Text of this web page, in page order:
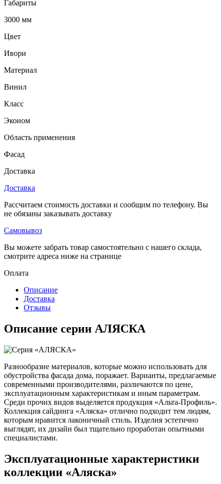
Габариты
3000 мм
Цвет
Ивори
Материал
Винил
Класс
Эконом
Область применения
Фасад
Доставка
Доставка
Рассчитаем стоимость доставки и сообщим по телефону. Вы
не обязаны заказывать доставку
Самовывоз
Вы можете забрать товар самостоятельно с нашего склада,
смотрите адреса ниже на странице
Оплата
Описание
Доставка
Отзывы
Описание серии АЛЯСКА
Разнообразие материалов, которые можно использовать для
обустройства фасада дома, поражает. Варианты, предлагаемые
современными производителями, различаются по цене,
эксплуатационным характеристикам и иным параметрам.
Среди прочих видов выделяется продукция «Альта-Профиль».
Коллекция сайдинга «Аляска» отлично подходит тем людям,
которым нравится лаконичный стиль. Изделия эстетично
выглядят, их дизайн был тщательно проработан опытными
специалистами.
Эксплуатационные характеристики
коллекции «Аляска»